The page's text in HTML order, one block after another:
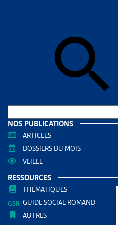
NOS PUBLICATIONS
ARTICLES
DOSSIERS DU MOIS
VEILLE
RESSOURCES
THÉMATIQUES
GUIDE SOCIAL ROMAND
AUTRES